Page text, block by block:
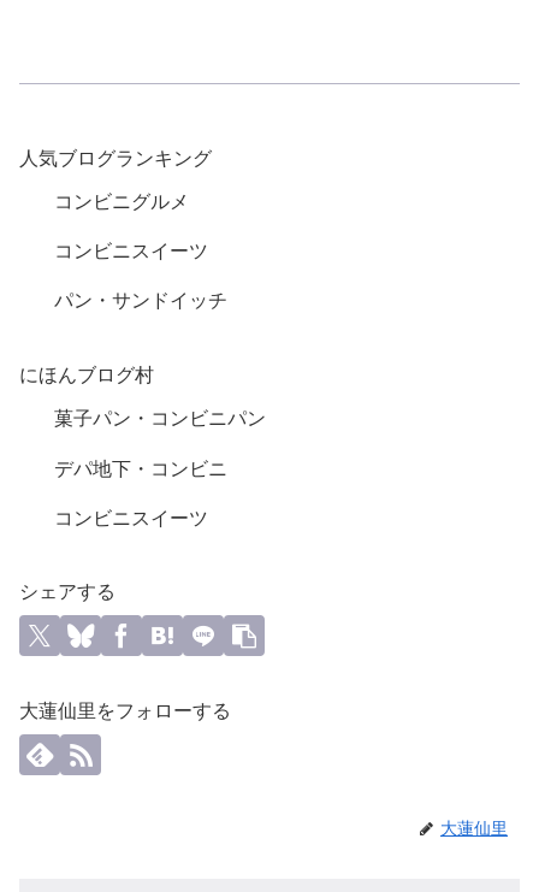
人気ブログランキング
コンビニグルメ
コンビニスイーツ
パン・サンドイッチ
にほんブログ村
菓子パン・コンビニパン
デパ地下・コンビニ
コンビニスイーツ
シェアする
大蓮仙里をフォローする
大蓮仙里